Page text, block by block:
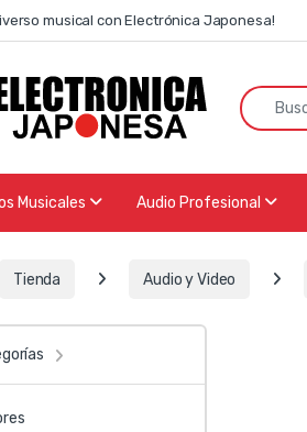
musical con Electrónica Japonesa!
Search
Musicales Audio Profesional
Tienda Audio y Video